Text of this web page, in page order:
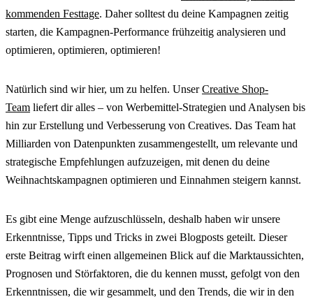
kommenden Festtage. Daher solltest du deine Kampagnen zeitig
starten, die Kampagnen-Performance frühzeitig analysieren und
optimieren, optimieren, optimieren!
Natürlich sind wir hier, um zu helfen. UnserCreative Shop-
Team liefert dir alles – von Werbemittel-Strategien und Analysen bis
hin zur Erstellung und Verbesserung von Creatives. Das Team hat
Milliarden von Datenpunkten zusammengestellt, um relevante und
strategische Empfehlungen aufzuzeigen, mit denen du deine
Weihnachtskampagnen optimieren und Einnahmen steigern kannst.
Es gibt eine Menge aufzuschlüsseln, deshalb haben wir unsere
Erkenntnisse, Tipps und Tricks in zwei Blogposts geteilt. Dieser
erste Beitrag wirft einen allgemeinen Blick auf die Marktaussichten,
Prognosen und Störfaktoren, die du kennen musst, gefolgt von den
Erkenntnissen, die wir gesammelt, und den Trends, die wir in den